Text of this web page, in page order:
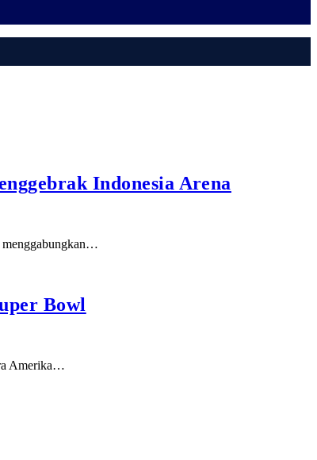
Indonesia Arena
menggabungkan…
Bowl
Amerika…